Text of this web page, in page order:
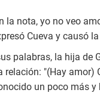
la nota, yo no veo
Cueva y causó
palabras, la hija de
relación: "(Hay amor)
un poco más